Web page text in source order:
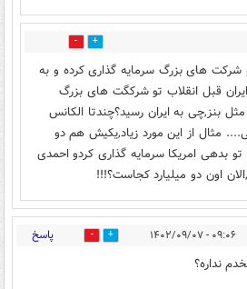
0
شرکت های بزرگ سرمایه گذاری کرده و به
قبل انقلاب تو شرکگت های بزرگ
بنز,چی به ایران رسید؟چندتا الکانس
مثال از این مورد زیاد,یکیش هم دو
بدهی امریکا سرمایه گذاری کردو احمدی
اون دو میلیارد کجاست؟!!!
۰۹:۰۶ - ۱۴۰۲/۰۹/۰۷ 4 پاسخ
نداره؟